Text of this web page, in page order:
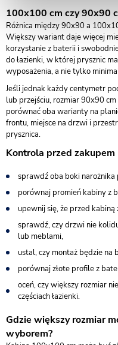
100x100 cm czy 90x90
Różnica między 90x90 a
Większy wariant daje więcej
korzystanie z baterii i
do łazienki, w której prysznic
wyposażenia, a nie tylko
Jeśli jednak każdy centymetr
lub przejściu, rozmiar 90x90
porównać oba warianty na
frontu, miejsce na drzwi i
prysznica.
Kontrola przed zakupem
sprawdź oba boki narożnika
porównaj promień kabiny z
upewnij się, że przed
sprawdź, czy drzwi nie
lub meblami,
ustal, czy montaż będzie na
porównaj złote profile z
oceń, czy większy rozmiar
częściach łazienki.
Gdzie większy rozmiar
wyborem?